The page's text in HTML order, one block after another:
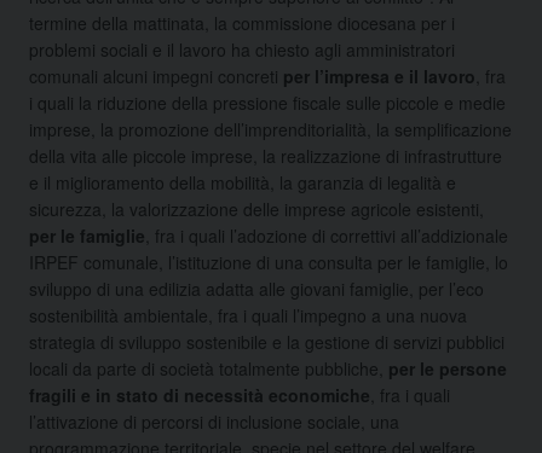
termine della mattinata, la commissione diocesana per i
problemi sociali e il lavoro ha chiesto agli amministratori
comunali alcuni impegni concreti per l’impresa e il lavoro , fra
i quali la riduzione della pressione fiscale sulle piccole e medie
imprese, la promozione dell’imprenditorialità, la semplificazione
della vita alle piccole imprese, la realizzazione di infrastrutture
e il miglioramento della mobilità, la garanzia di legalità e
sicurezza, la valorizzazione delle imprese agricole esistenti,
per le famiglie , fra i quali l’adozione di correttivi all’addizionale
IRPEF comunale, l’istituzione di una consulta per le famiglie, lo
sviluppo di una edilizia adatta alle giovani famiglie, per l’eco
sostenibilità ambientale, fra i quali l’impegno a una nuova
strategia di sviluppo sostenibile e la gestione di servizi pubblici
locali da parte di società totalmente pubbliche, per le persone
fragili e in stato di necessità economiche , fra i quali
l’attivazione di percorsi di inclusione sociale, una
programmazione territoriale, specie nel settore del welfare,